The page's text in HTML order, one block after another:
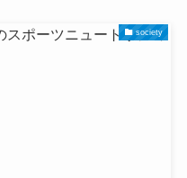
society